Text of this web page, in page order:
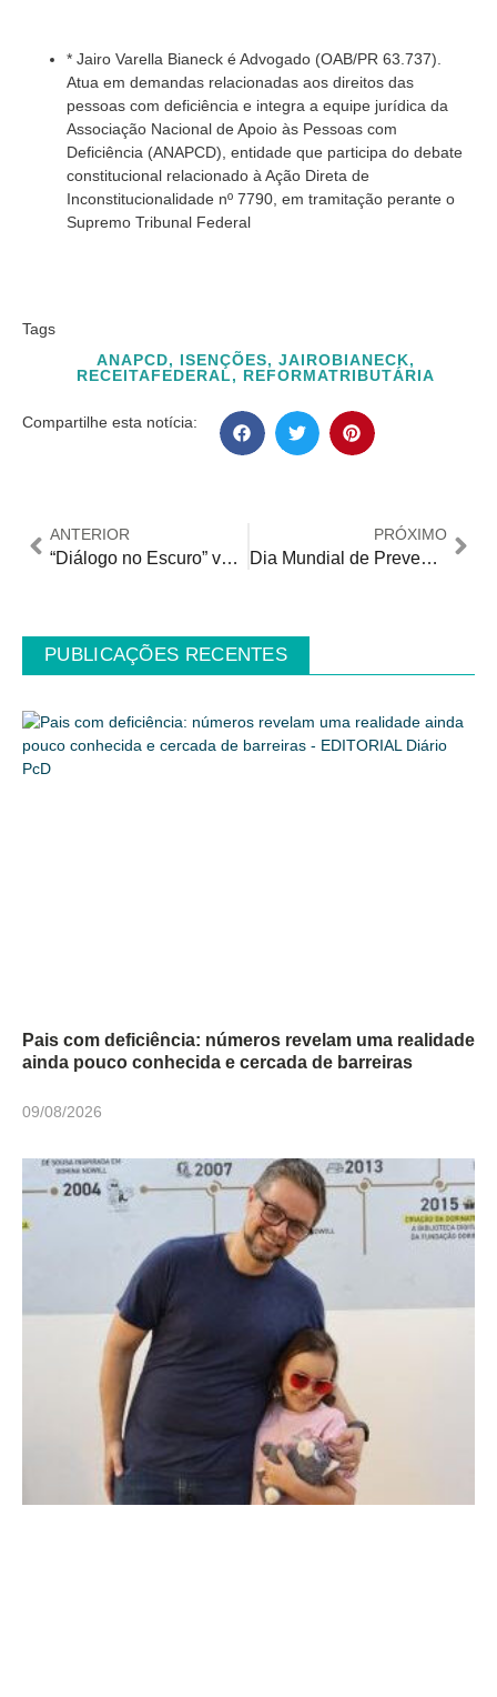
* Jairo Varella Bianeck é Advogado (OAB/PR 63.737).
Atua em demandas relacionadas aos direitos das
pessoas com deficiência e integra a equipe jurídica da
Associação Nacional de Apoio às Pessoas com
Deficiência (ANAPCD), entidade que participa do debate
constitucional relacionado à Ação Direta de
Inconstitucionalidade nº 7790, em tramitação perante o
Supremo Tribunal Federal
Tags
ANAPCD, ISENÇÕES, JAIROBIANECK,
RECEITAFEDERAL, REFORMATRIBUTÁRIA
Compartilhe esta notícia:
ANTERIOR
“Diálogo no Escuro” volta a São Paulo com experiência sensorial conduzida por pessoas com deficiência visual
PRÓXIMO
Dia Mundial de Prevenção de Quedas chama atenção para um dos efeitos mais silenciosos do Parkinson
PUBLICAÇÕES RECENTES
Pais com deficiência: números revelam uma realidade
ainda pouco conhecida e cercada de barreiras
09/08/2026